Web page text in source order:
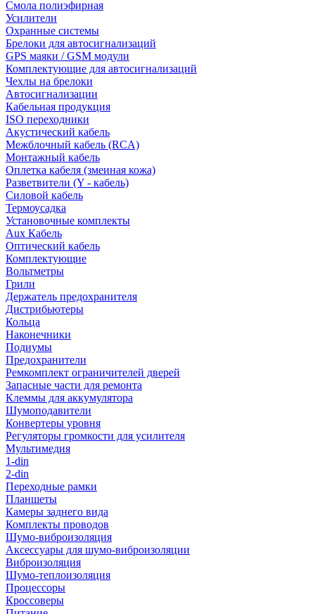
Смола полиэфирная
Усилители
Охранные системы
Брелоки для автосигнализаций
GPS маяки / GSM модули
Комплектующие для автосигнализаций
Чехлы на брелоки
Автосигнализации
Кабельная продукция
ISO переходники
Акустический кабель
Межблочный кабель (RCA)
Монтажный кабель
Оплетка кабеля (змеиная кожа)
Разветвители (Y - кабель)
Силовой кабель
Термоусадка
Установочные комплекты
Aux Кабель
Оптический кабель
Комплектующие
Вольтметры
Грили
Держатель предохранителя
Дистрибьютеры
Кольца
Наконечники
Подиумы
Предохранители
Ремкомплект ограничителей дверей
Запасные части для ремонта
Клеммы для аккумулятора
Шумоподавители
Конвертеры уровня
Регуляторы громкости для усилителя
Мультимедия
1-din
2-din
Переходные рамки
Планшеты
Камеры заднего вида
Комплекты проводов
Шумо-виброизоляция
Аксессуары для шумо-виброизоляции
Виброизоляция
Шумо-теплоизоляция
Процессоры
Кроссоверы